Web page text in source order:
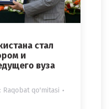
стал
и
вуза
Raqobat qo'mitasi